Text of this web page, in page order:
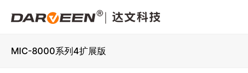
MIC-8000系列4扩展版